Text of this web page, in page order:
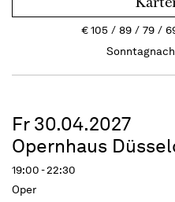
€105 89 79
Fr 30.04.2027
Opernhaus
19:00 - 22:30
Oper